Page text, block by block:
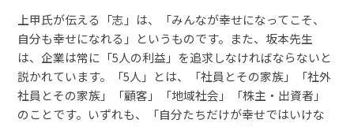
上甲氏が伝える「志」は、「みんなが幸せになってこそ、
自分も幸せになれる」というものです。また、坂本先生
は、企業は常に「5人の利益」を追求しなければならないと
説かれています。「5人」とは、「社員とその家族」「社外
社員とその家族」「顧客」「地域社会」「株主・出資者」
のことです。いずれも、「自分たちだけが幸せではいけな